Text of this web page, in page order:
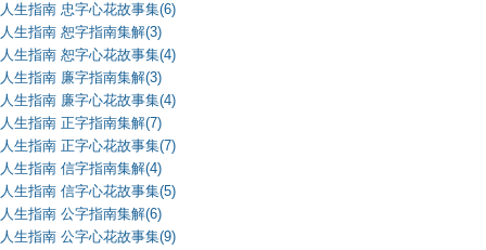
人生指南 忠字心花故事集(6)
人生指南 恕字指南集解(3)
人生指南 恕字心花故事集(4)
人生指南 廉字指南集解(3)
人生指南 廉字心花故事集(4)
人生指南 正字指南集解(7)
人生指南 正字心花故事集(7)
人生指南 信字指南集解(4)
人生指南 信字心花故事集(5)
人生指南 公字指南集解(6)
人生指南 公字心花故事集(9)